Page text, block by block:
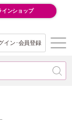
インショップ
イン･会員登録